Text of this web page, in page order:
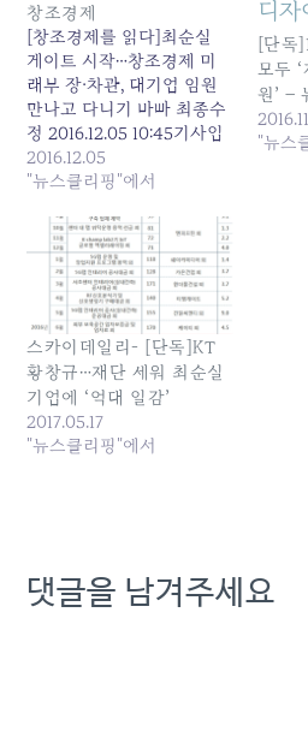
창조경제
[창조경제를 읽다]최순실
게이트 시작…창조경제 미
래부 장·차관, 대기업 임원
만나고 다니기 바빠 최종수
정 2016.12.05 10:45기사입
력 2016.12.05 10:06정종오
산업2부 기자 ▲12월1일부
서 창조경제박람회가 열렸
다. 스타트업 부스가 겨울
날씨처럼 썰렁하다.[사진=
아시아경제DB] [아시아경
제 정종오 기자] 창조경제민
관협의회가 지금까지 약
700억 원의 대기업 자금을
기부 받은 것으로 알려졌다.
미르와 K스포츠재단보다 앞
서 대기업으로부터 강제모
2016.12.05
"뉴스클리핑"에서
[단독
모두 ‘
원’ –
"뉴스
스카이데일리- [단독]KT
황창규…재단 세워 최순실
기업에 ‘억대 일감’
2017.05.17
"뉴스클리핑"에서
댓글을 남겨주세요